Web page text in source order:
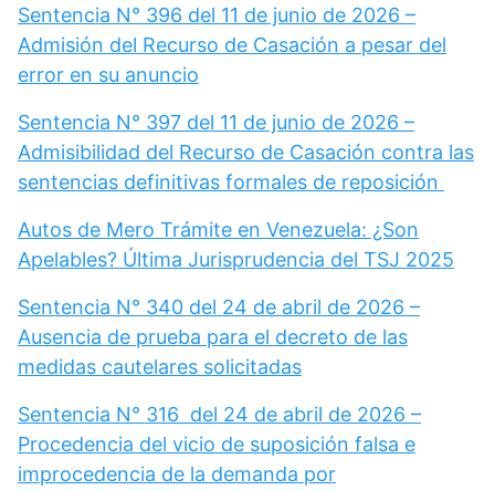
Sentencia N° 396 del 11 de junio de 2026 –
Admisión del Recurso de Casación a pesar del
error en su anuncio
Sentencia N° 397 del 11 de junio de 2026 –
Admisibilidad del Recurso de Casación contra las
sentencias definitivas formales de reposición
Autos de Mero Trámite en Venezuela: ¿Son
Apelables? Última Jurisprudencia del TSJ 2025
Sentencia N° 340 del 24 de abril de 2026 –
Ausencia de prueba para el decreto de las
medidas cautelares solicitadas
Sentencia N° 316 del 24 de abril de 2026 –
Procedencia del vicio de suposición falsa e
improcedencia de la demanda por